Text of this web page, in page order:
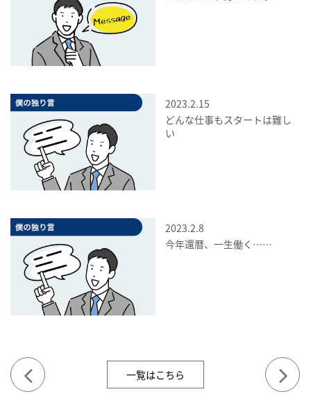
2023.2.15
どんな仕事もスタートは難し
い
2023.2.8
今年還暦、一生働く……
一覧はこちら